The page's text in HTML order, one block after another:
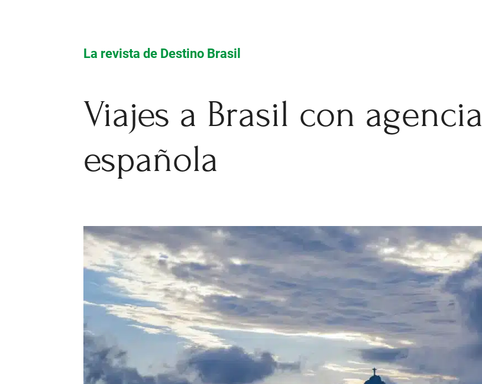
La revista de Destino Brasil
Viajes a Brasil con agencia
española